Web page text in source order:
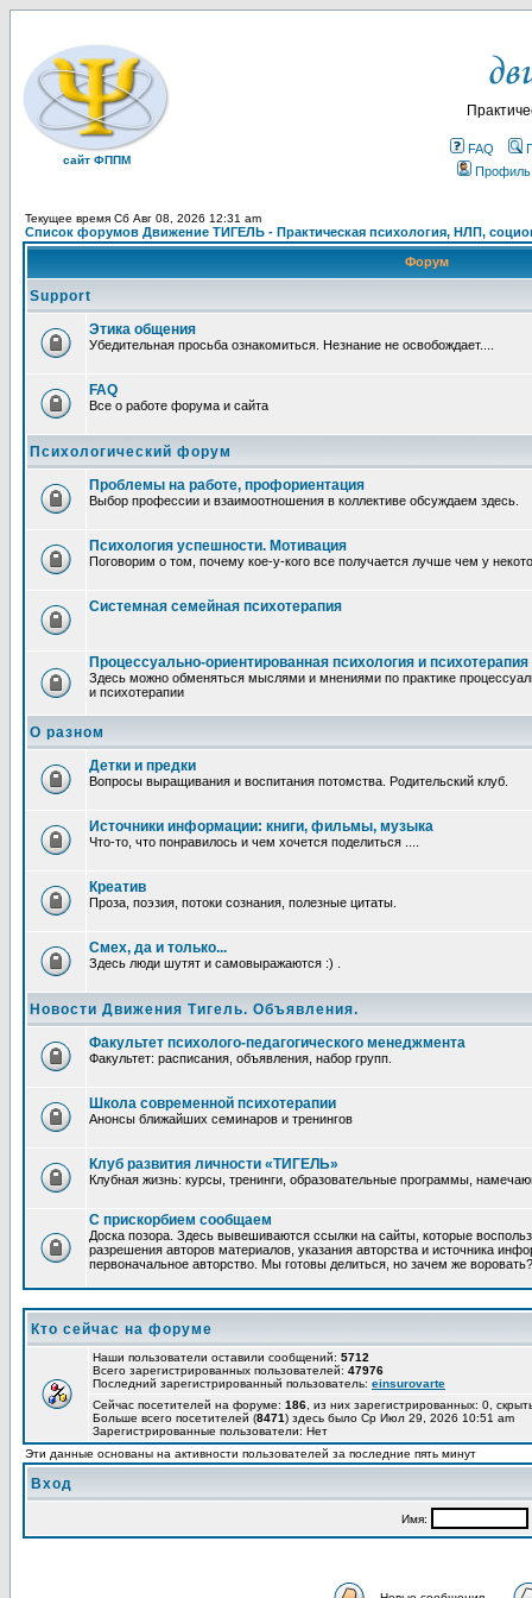
сайт ФППМ
FAQ
Профиль
Текущее время Сб Авг 08, 2026 12:31 am
Список форумов Движение ТИГЕЛЬ - Практическая психология, НЛП,
Форум
Support
Этика общения
Убедительная просьба ознакомиться. Незнание не освобождает....
FAQ
Все о работе форума и сайта
Психологический форум
Проблемы на работе, профориентация
Выбор профессии и взаимоотношения в коллективе обсуждаем здесь.
Психология успешности. Мотивация
Поговорим о том, почему кое-у-кого все получается лучше чем у
Системная семейная психотерапия
Процессуально-ориентированная психология и психотерапия
Здесь можно обменяться мыслями и мнениями по практике
и психотерапии
О разном
Детки и предки
Вопросы выращивания и воспитания потомства. Родительский клуб.
Источники информации: книги, фильмы, музыка
Что-то, что понравилось и чем хочется поделиться ....
Креатив
Проза, поэзия, потоки сознания, полезные цитаты.
Смех, да и только...
Здесь люди шутят и самовыражаются :) .
Новости Движения Тигель. Объявления.
Факультет психолого-педагогического менеджмента
Факультет: расписания, объявления, набор групп.
Школа современной психотерапии
Анонсы ближайших семинаров и тренингов
Клуб развития личности «ТИГЕЛЬ»
Клубная жизнь: курсы, тренинги, образовательные программы,
С прискорбием сообщаем
Доска позора. Здесь вывешиваются ссылки на сайты, которые
разрешения авторов материалов, указания авторства и источника
первоначальное авторство. Мы готовы делиться, но зачем же воровать?
Кто сейчас на форуме
Наши пользователи оставили сообщений: 5712
Всего зарегистрированных пользователей: 47976
Последний зарегистрированный пользователь: einsurovarte
Сейчас посетителей на форуме: 186 , из них зарегистрированных: 0,
Больше всего посетителей (8471) здесь было Ср Июл 29, 2026 10:51 am
Зарегистрированные пользователи: Нет
Эти данные основаны на активности пользователей за последние пять минут
Вход
Имя: